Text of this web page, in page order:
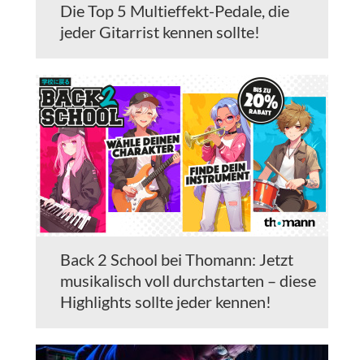
Die Top 5 Multieffekt-Pedale, die
jeder Gitarrist kennen sollte!
Back 2 School bei Thomann: Jetzt
musikalisch voll durchstarten – diese
Highlights sollte jeder kennen!